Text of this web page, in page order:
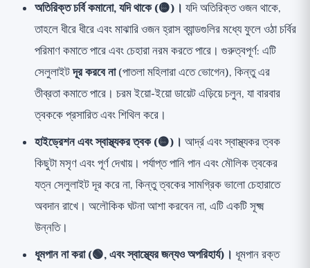
অতিরিক্ত চর্বি কমানো, যদি থাকে (🟡)। যদি অতিরিক্ত ওজন থাকে,
তাহলে ধীরে ধীরে এবং মাঝারি ওজন হ্রাস ব্যান্ডগুলির মধ্যে ফুলে ওঠা চর্বির
পরিমাণ কমাতে পারে এবং চেহারা নরম করতে পারে। গুরুত্বপূর্ণ: এটি
সেলুলাইটদূর করবে না(পাতলা মহিলারা এতে ভোগেন), কিন্তু এর
তীব্রতা কমাতে পারে। চরম ইয়ো-ইয়ো ডায়েট এড়িয়ে চলুন, যা বারবার
ত্বককে প্রসারিত এবং শিথিল করে।
হাইড্রেশন এবং স্বাস্থ্যকর ত্বক (🟡)। আর্দ্র এবং স্বাস্থ্যকর ত্বক
কিছুটা মসৃণ এবং পূর্ণ দেখায়। পর্যাপ্ত পানি পান এবং মৌলিক ত্বকের
যত্ন সেলুলাইট দূর করে না, কিন্তু ত্বকের সামগ্রিক ভালো চেহারাতে
অবদান রাখে। অলৌকিক ঘটনা আশা করবেন না, এটি একটি সূক্ষ্ম
উন্নতি।
ধূমপান না করা (🟢, এবং স্বাস্থ্যের জন্যও অপরিহার্য)। ধূমপান রক্ত